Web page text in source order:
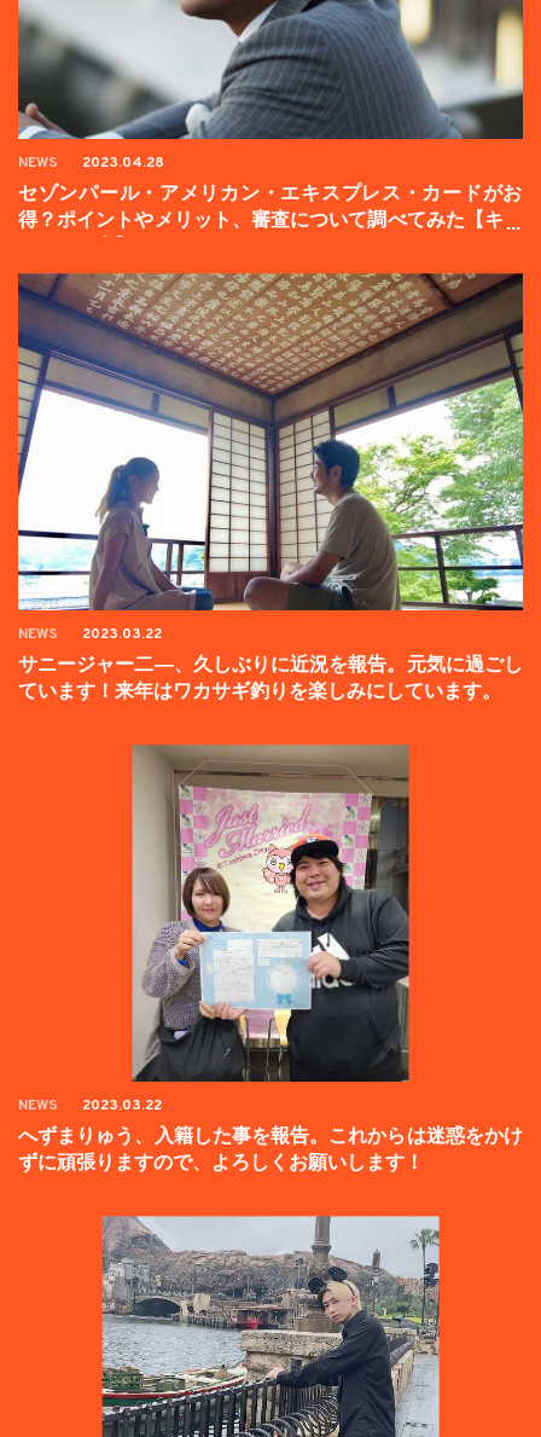
NEWS 2023.04.28
セゾンパール・アメリカン・エキスプレス・カードがお
得？ポイントやメリット、審査について調べてみた【キャ
NEWS 2023.03.22
サニージャー二―、久しぶりに近況を報告。元気に過ごし
ています！来年はワカサギ釣りを楽しみにしています。
NEWS 2023.03.22
へずまりゅう、入籍した事を報告。これからは迷惑をかけ
ずに頑張りますので、よろしくお願いします！